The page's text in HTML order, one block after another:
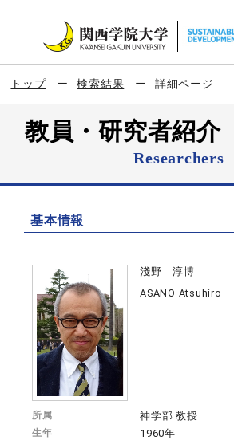
トップ 検索結果 詳細ページ
教員・研究者紹介
Researchers
基本情報
淺野 淳博
ASANO Atsuhiro
所属 神学部 教授
生年 1960年